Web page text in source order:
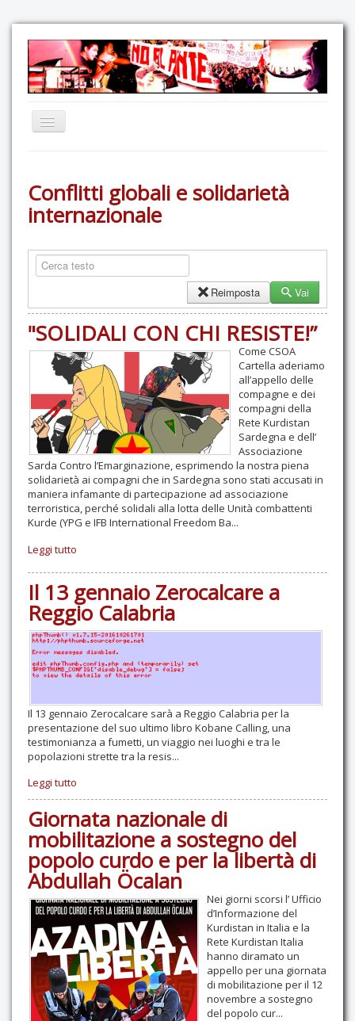
Comunicazione
Eventi
No Ponte!
Mediateca
Autoproduzioni
Contatti
Conflitti globali e solidarietà
internazionale
Vai
Reimposta
"SOLIDALI CON CHI RESISTE!”
Come CSOA
Cartella aderiamo
all’appello delle
compagne e dei
compagni della
Rete Kurdistan
Sardegna e dell’
Associazione
Sarda Contro l’Emarginazione, esprimendo la nostra piena
solidarietà ai compagni che in Sardegna sono stati accusati in
maniera infamante di partecipazione ad associazione
terroristica, perché solidali alla lotta delle Unità combattenti
Kurde (YPG e IFB International Freedom Ba...
Leggi tutto
Il 13 gennaio Zerocalcare a
Reggio Calabria
Il 13 gennaio Zerocalcare sarà a Reggio Calabria per la
presentazione del suo ultimo libro Kobane Calling, una
testimonianza a fumetti, un viaggio nei luoghi e tra le
popolazioni strette tra la resis...
Leggi tutto
Giornata nazionale di
mobilitazione a sostegno del
popolo curdo e per la libertà di
Abdullah Öcalan
Nei giorni scorsi l’ Ufficio
d’Informazione del
Kurdistan in Italia e la
Rete Kurdistan Italia
hanno diramato un
appello per una giornata
di mobilitazione per il 12
novembre a sostegno
del popolo cur...